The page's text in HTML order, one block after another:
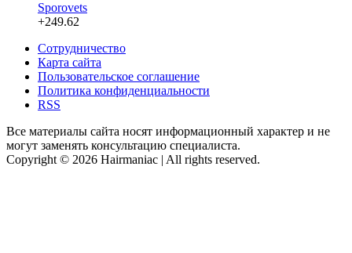
Sporovets
+249.62
Сотрудничество
Карта сайта
Пользовательское соглашение
Политика конфиденциальности
RSS
Все материалы сайта носят информационный характер и не
могут заменять консультацию специалиста.
Copyright © 2026 Hairmaniac | All rights reserved.